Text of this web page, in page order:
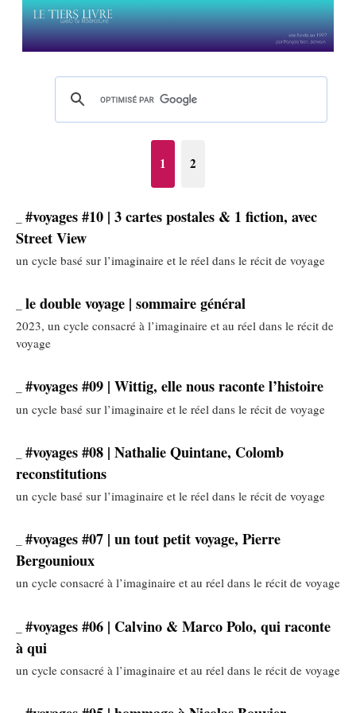
1 2
#voyages #10 | 3 cartes postales & 1 fiction, avec
Street View
un cycle basé sur l’imaginaire et le réel dans le récit de voyage
le double voyage | sommaire général
2023, un cycle consacré à l’imaginaire et au réel dans le récit de
voyage
#voyages #09 | Wittig, elle nous raconte l’histoire
un cycle basé sur l’imaginaire et le réel dans le récit de voyage
#voyages #08 | Nathalie Quintane, Colomb
reconstitutions
un cycle basé sur l’imaginaire et le réel dans le récit de voyage
#voyages #07 | un tout petit voyage, Pierre
Bergounioux
un cycle consacré à l’imaginaire et au réel dans le récit de voyage
#voyages #06 | Calvino & Marco Polo, qui raconte
à qui
un cycle consacré à l’imaginaire et au réel dans le récit de voyage